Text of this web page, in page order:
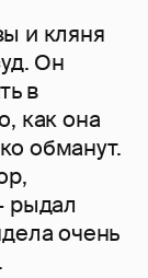
и кляня
Он
в
как она
обманут.
рыдал
очень